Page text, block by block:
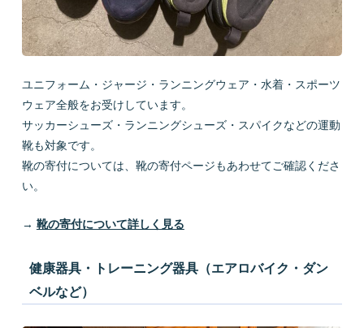
ユニフォーム・ジャージ・ランニングウェア・水着・スポーツ
ウェア全般をお受けしています。
サッカーシューズ・ランニングシューズ・スパイクなどの運動
靴も対象です。
靴の寄付については、靴の寄付ページもあわせてご確認くださ
い。
→ 靴の寄付について詳しく見る
健康器具・トレーニング器具（エアロバイク・ダン
ベルなど）